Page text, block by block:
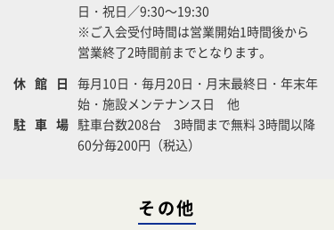
日・祝日／9:30～19:30
※ご入会受付時間は営業開始1時間後から
営業終了2時間前までとなります。
休館日 毎月10日・毎月20日・月末最終日・年末年
始・施設メンテナンス日 他
駐車場 駐車台数208台 3時間まで無料 3時間以降
60分毎200円（税込）
その他